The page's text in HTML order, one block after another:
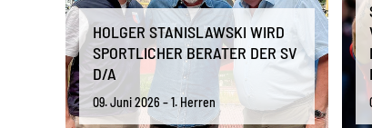
HOLGER STANISLAWSKI WIRD
SPORTLICHER BERATER DER SV
D/A
09. Juni 2026 – 1. Herren